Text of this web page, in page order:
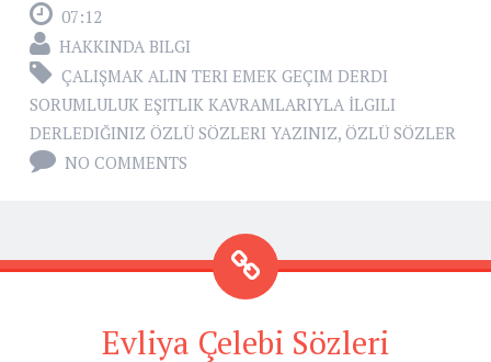
07:12
HAKKINDA BILGI
ÇALIŞMAK ALIN TERI EMEK GEÇIM DERDI
SORUMLULUK EŞITLIK KAVRAMLARIYLA İLGILI
DERLEDIĞINIZ ÖZLÜ SÖZLERI YAZINIZ, ÖZLÜ SÖZLER
NO COMMENTS
Evliya Çelebi Sözleri